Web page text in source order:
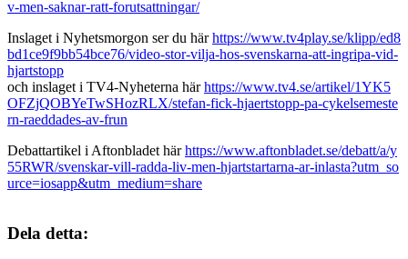
v-men-saknar-ratt-forutsattningar/
Inslaget i Nyhetsmorgon ser du härhttps://www.tv4play.se/klipp/ed8
bd1ce9f9bb54bce76/video-stor-vilja-hos-svenskarna-att-ingripa-vid-
hjartstopp
och inslaget i TV4-Nyheterna härhttps://www.tv4.se/artikel/1YK5
OFZjQOBYeTwSHozRLX/stefan-fick-hjaertstopp-pa-cykelsemeste
rn-raeddades-av-frun
Debattartikel i Aftonbladet härhttps://www.aftonbladet.se/debatt/a/y
55RWR/svenskar-vill-radda-liv-men-hjartstartarna-ar-inlasta?utm_so
urce=iosapp&utm_medium=share
Dela detta: